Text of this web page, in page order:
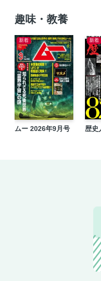
趣味・教養
新着
ムー 2026年9月号
新着
歴史